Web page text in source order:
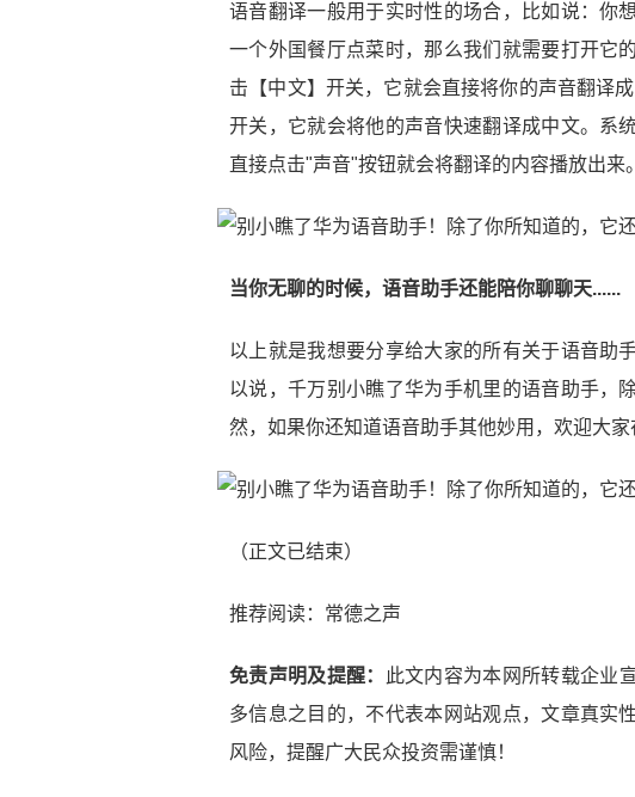
语音翻译一般用于实时性的场合，比如说：你
一个外国餐厅点菜时，那么我们就需要打开它
击【中文】开关，它就会直接将你的声音翻译
开关，它就会将他的声音快速翻译成中文。系
直接点击"声音"按钮就会将翻译的内容播放出来。
当你无聊的时候，语音助手还能陪你聊聊天......
以上就是我想要分享给大家的所有关于语音助
以说，千万别小瞧了华为手机里的语音助手，
然，如果你还知道语音助手其他妙用，欢迎大家
（正文已结束）
推荐阅读： 常德之声
免责声明及提醒：
此文内容为本网所转载企业
多信息之目的，不代表本网站观点，文章真实
风险，提醒广大民众投资需谨慎！